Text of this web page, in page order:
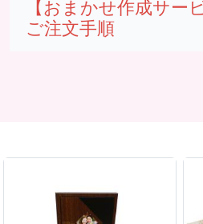
【おまかせ作成サー
ご注文手順